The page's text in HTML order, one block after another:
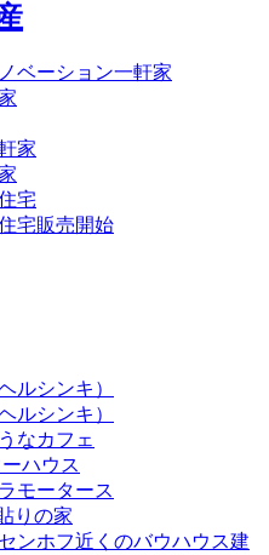
ベーション一軒家
家
宅
宅販売開始
ルシンキ）
ルシンキ）
なカフェ
ハウス
モータース
りの家
ンホフ近くのバウハウス建